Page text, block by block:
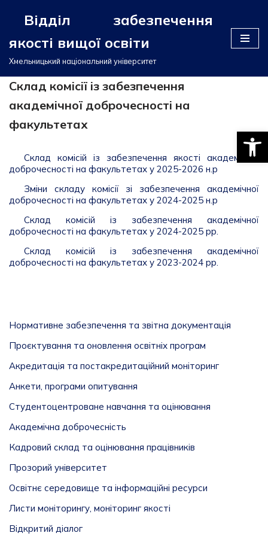
до
вмісту
Відділ забезпечення
якості вищої освіти
Хмельницький національний університет
Склад комісії із забезпечення
академічної доброчесності на
факультетах
Склад комісій із забезпечення якості академічної
доброчесності на факультетах у 2025-2026 н.р
Зміни складу комісії зі забезпечення академічної
доброчесності на факультетах у 2024-2025 н.р
Склад комісій із забезпечення академічної
доброчесності на факультетах у 2024-2025 рр.
Склад комісій із забезпечення академічної
доброчесності на факультетах у 2023-2024 рр.
Нормативне забезпечення та звітна документація
Проєктування та оновлення освітніх програм
Акредитація та постакредитаційний моніторинг
Анкети, програми опитування
Студентоцентроване навчання та оцінювання
Академічна доброчесність
Кадровий склад та оцінювання працівників
Прозорий університет
Освітнє середовище та інформаційні ресурси
Листи моніторингу, моніторинг якості
Відкритий діалог